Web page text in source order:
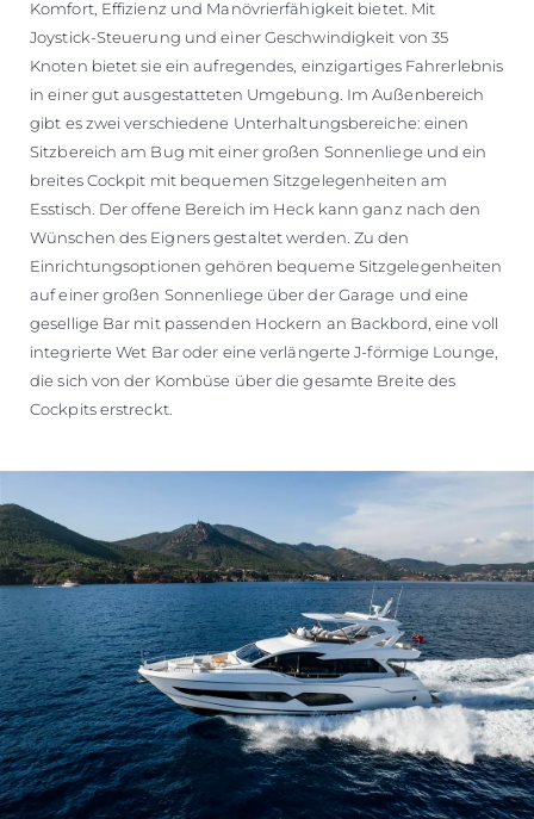
Komfort, Effizienz und Manövrierfähigkeit bietet. Mit
Joystick-Steuerung und einer Geschwindigkeit von 35
Knoten bietet sie ein aufregendes, einzigartiges Fahrerlebnis
in einer gut ausgestatteten Umgebung. Im Außenbereich
gibt es zwei verschiedene Unterhaltungsbereiche: einen
Sitzbereich am Bug mit einer großen Sonnenliege und ein
breites Cockpit mit bequemen Sitzgelegenheiten am
Esstisch. Der offene Bereich im Heck kann ganz nach den
Wünschen des Eigners gestaltet werden. Zu den
Einrichtungsoptionen gehören bequeme Sitzgelegenheiten
auf einer großen Sonnenliege über der Garage und eine
gesellige Bar mit passenden Hockern an Backbord, eine voll
integrierte Wet Bar oder eine verlängerte J-förmige Lounge,
die sich von der Kombüse über die gesamte Breite des
Cockpits erstreckt.